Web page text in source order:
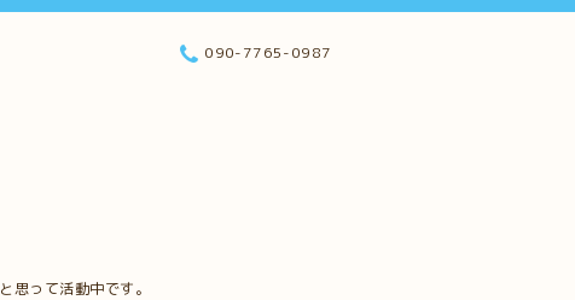
思って活動中です。
090-7765-0987